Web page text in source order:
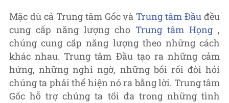
Mặc dù cả Trung tâm Gốc vàTrung tâm Đầu đều
cung cấp năng lượng cho Trung tâm Họng ,
chúng cung cấp năng lượng theo những cách
khác nhau. Trung tâm Đầu tạo ra những cảm
hứng, những nghi ngờ, những bối rối đòi hỏi
chúng ta phải thể hiện nó ra bằng lời. Trung tâm
Gốc hỗ trợ chúng ta tối đa trong những tình